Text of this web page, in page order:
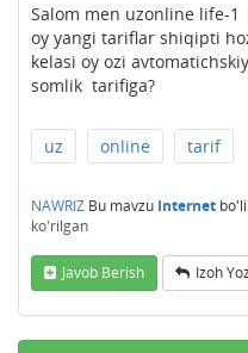
Salom men uzonline life-
oy yangi tariflar shiqipti
kelasi oy ozi
somlik tarifiga?
uz online tarif
NAWRIZ Bu mavzu Internet
ko'rilgan
Javob Berish Izoh